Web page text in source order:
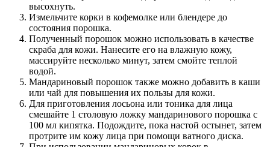
высохнуть.
Измельчите корки в кофемолке или блендере до
состояния порошка.
Полученный порошок можно использовать в качестве
скраба для кожи. Нанесите его на влажную кожу,
массируйте несколько минут, затем смойте теплой
водой.
Мандариновый порошок также можно добавить в каши
или чай для повышения их пользы для кожи.
Для приготовления лосьона или тоника для лица
смешайте 1 столовую ложку мандаринового порошка с
100 мл кипятка. Подождите, пока настой остынет, затем
протрите им кожу лица при помощи ватного диска.